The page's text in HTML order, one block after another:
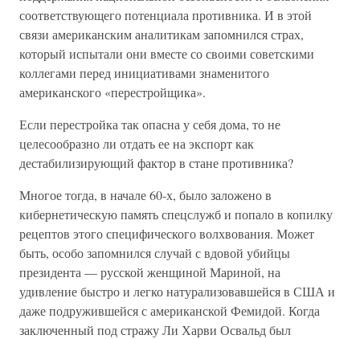
соответствующего потенциала противника. И в этой
связи американским аналитикам запомнился страх,
который испытали они вместе со своими советскими
коллегами перед инициативами знаменитого
американского «перестройщика».
Если перестройка так опасна у себя дома, то не
целесообразно ли отдать ее на экспорт как
дестабилизирующий фактор в стане противника?
Многое тогда, в начале 60-х, было заложено в
кибернетическую память спецслужб и попало в копилку
рецептов этого специфического волхвования. Может
быть, особо запомнился случай с вдовой убийцы
президента — русской женщиной Мариной, на
удивление быстро и легко натурализовавшейся в США и
даже подружившейся с американской Фемидой. Когда
заключенный под стражу Ли Харви Освальд был